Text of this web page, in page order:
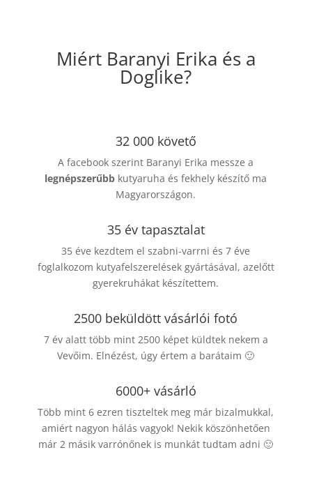
Miért Baranyi Erika és a
Doglike?
32 000 követő
A facebook szerint Baranyi Erika messze a
legnépszerűbb kutyaruha és fekhely készítő ma
Magyarországon.
35 év tapasztalat
35 éve kezdtem el szabni-varrni és 7 éve
foglalkozom kutyafelszerelések gyártásával, azelőtt
gyerekruhákat készítettem.
2500 beküldött vásárlói fotó
7 év alatt több mint 2500 képet küldtek nekem a
Vevőim. Elnézést, úgy értem a barátaim 🙂
6000+ vásárló
Több mint 6 ezren tiszteltek meg már bizalmukkal,
amiért nagyon hálás vagyok! Nekik köszönhetően
már 2 másik varrónőnek is munkát tudtam adni 🙂